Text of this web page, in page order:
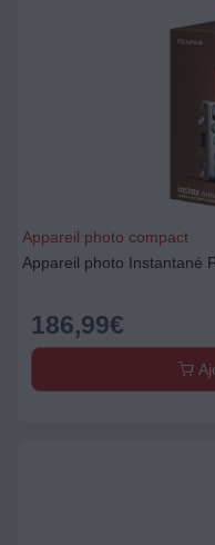
Appareil photo compact
Appareil photo Instantané
186,99€